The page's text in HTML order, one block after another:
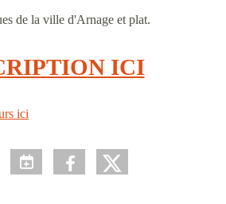
de la ville d'Arnage et plat.
ICI
ici